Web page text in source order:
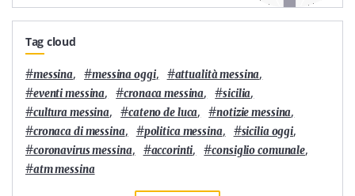
Tag cloud
#messina, #messina oggi, #attualità messina,
#eventi messina, #cronaca messina, #sicilia,
#cultura messina, #cateno de luca, #notizie messina,
#cronaca di messina, #politica messina, #sicilia oggi,
#coronavirus messina, #accorinti, #consiglio comunale,
#atm messina